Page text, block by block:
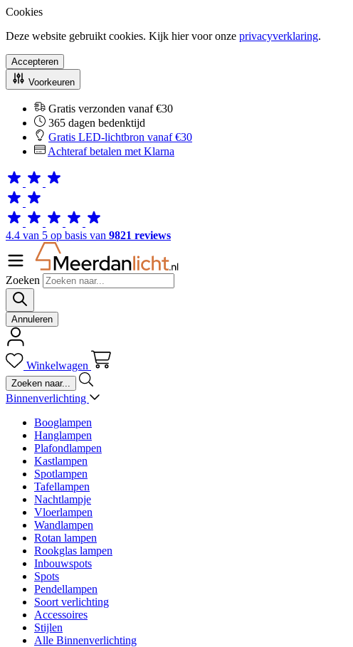
Cookies
Deze website gebruikt cookies. Kijk hier voor onze privacyverklaring.
Accepteren
Voorkeuren
Gratis verzonden vanaf €30
365 dagen bedenktijd
Gratis LED-lichtbron vanaf €30
Achteraf betalen met Klarna
4.4 van 5 op basis van 9821 reviews
Zoeken
Annuleren
Winkelwagen
Binnenverlichting
Booglampen
Hanglampen
Plafondlampen
Kastlampen
Spotlampen
Tafellampen
Nachtlampje
Vloerlampen
Wandlampen
Rotan lampen
Rookglas lampen
Inbouwspots
Spots
Pendellampen
Soort verlichting
Accessoires
Stijlen
Alle Binnenverlichting